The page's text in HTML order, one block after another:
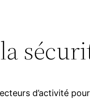
d’activité